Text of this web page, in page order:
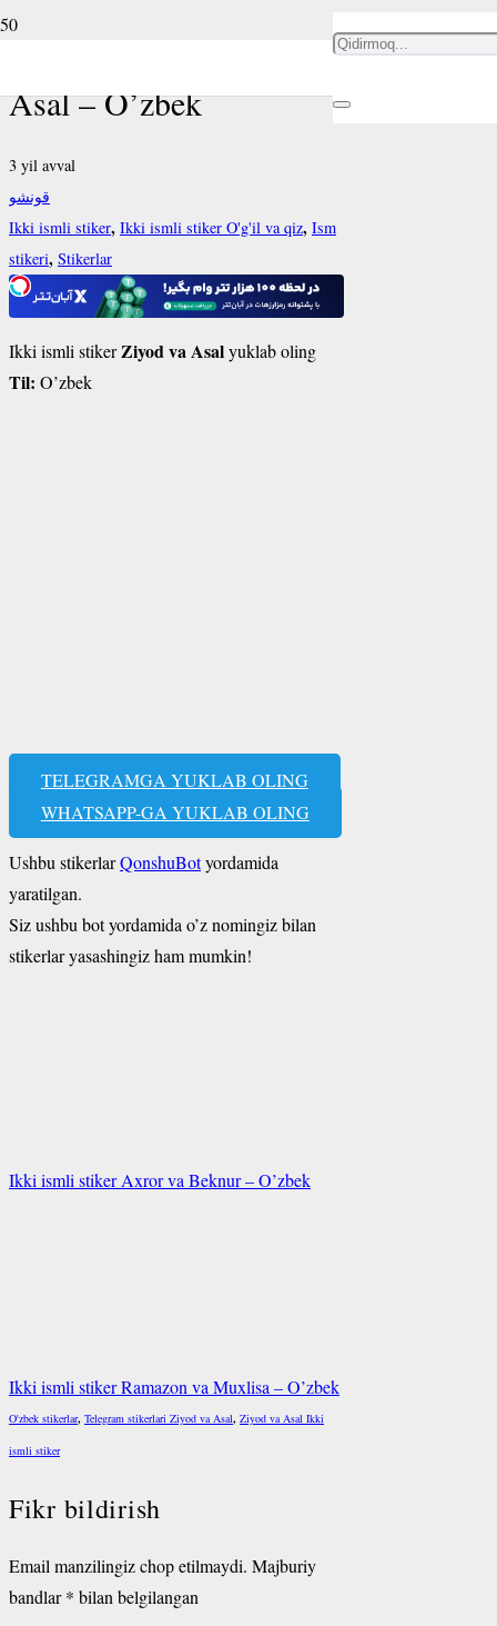
Ikki ismli stiker Ziyod va
Asal – O’zbek
3 yil avval
قونشو
Ikki ismli stiker, Ikki ismli stiker O'g'il va qiz, Ism
stikeri, Stikerlar
Ikki ismli stikerZiyod va Asalyuklab oling
Til: O’zbek
TELEGRAMGA YUKLAB OLING
WHATSAPP-GA YUKLAB OLING
Ushbu stikerlarQonshuBotyordamida
yaratilgan.
Siz ushbu bot yordamida o’z nomingiz bilan
stikerlar yasashingiz ham mumkin!
Ikki ismli stiker Axror va Beknur – O’zbek
Ikki ismli stiker Ramazon va Muxlisa – O’zbek
O'zbek stikerlar, Telegram stikerlari Ziyod va Asal, Ziyod va Asal Ikki
ismli stiker
Fikr bildirish
Email manzilingiz chop etilmaydi. Majburiy
bandlar* bilan belgilangan